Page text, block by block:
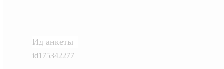
Ид анкеты
id175342277